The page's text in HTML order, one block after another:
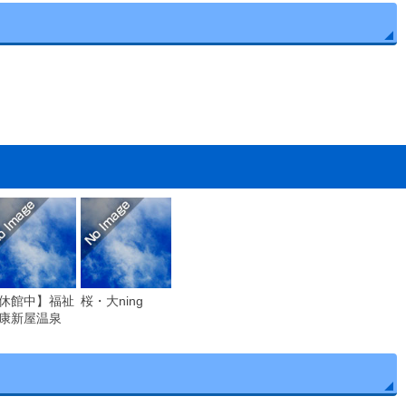
館中】福祉
新屋温泉
桜・大ning